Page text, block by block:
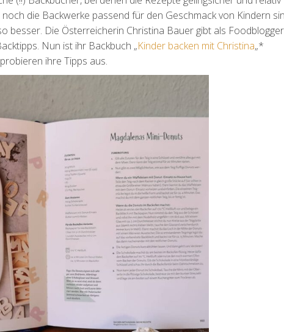
die Backwerke passend für den Geschmack von Kindern
besser. Die Österreicherin Christina Bauer gibt als
Nun ist ihr Backbuch „Kinder backen mit Christina„*
ihre Tipps aus.